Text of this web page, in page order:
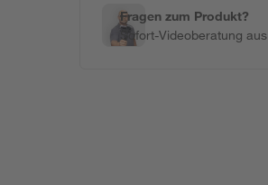
Fragen zum Produkt?
Sofort-Videoberatung